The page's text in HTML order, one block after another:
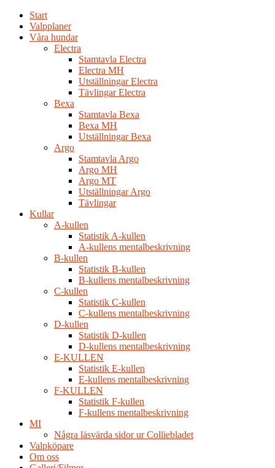
Start
Valpplaner
Våra hundar
Electra
Stamtavla Electra
Electra MH
Utställningar Electra
Tävlingar Electra
Bexa
Stamtavla Bexa
Bexa MH
Utställningar Bexa
Argo
Stamtavla Argo
Argo MH
Argo MT
Utställningar Argo
Tävlingar
Kullar
A-kullen
Statistik A-kullen
A-kullens mentalbeskrivning
B-kullen
Statistik B-kullen
B-kullens mentalbeskrivning
C-kullen
Statistik C-kullen
C-kullens mentalbeskrivning
D-kullen
Statistik D-kullen
D-kullens mentalbeskrivning
E-KULLEN
Statistik E-kullen
E-kullens mentalbeskrivning
F-KULLEN
Statistik F-kullen
F-kullens mentalbeskrivning
MI
Några läsvärda sidor ur Colliebladet
Valpköpare
Om oss